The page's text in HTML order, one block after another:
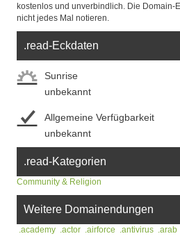
kostenlos und unverbindlich. Die Domain-
nicht jedes Mal notieren.
.read-Eckdaten
Sunrise
unbekannt
Allgemeine Verfügbarkeit
unbekannt
.read-Kategorien
Community & Religion
Weitere Domainendungen
.academy .actor .airforce .antivirus .arab